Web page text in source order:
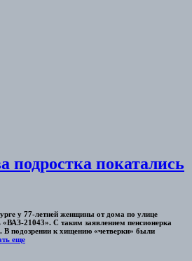
подростка покатались
у 77-летней женщины от дома по улице
21043». С таким заявлением пенсионерка
В подозрении к хищению «четверки» были
еще